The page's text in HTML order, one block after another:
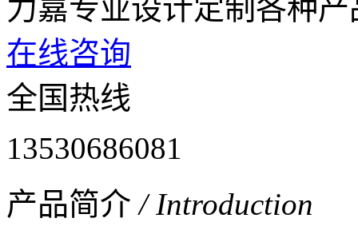
力嘉专业设计定制各种
在线咨询
全国热线
13530686081
产品简介 / Introduction